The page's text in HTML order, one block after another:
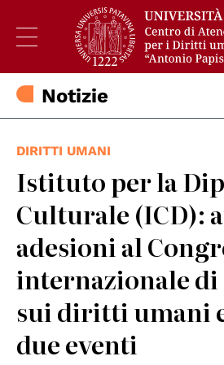
Notizie
DIRITTI UMANI
Istituto per la
Culturale (ICD):
adesioni al
internazionale
sui diritti umani
due eventi